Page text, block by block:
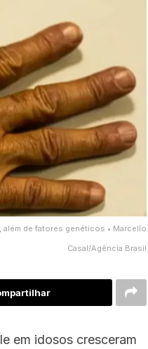
de fatores genéticos • Marcello
Casal/Agência Brasil
em idosos cresceram